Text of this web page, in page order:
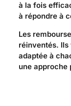
à la fois
à répondre à
Les
réinventés.
adaptée à
une approche